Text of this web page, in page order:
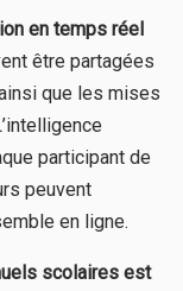
en temps réel
être partagées
que les mises
participant de
peuvent
en ligne.
scolaires est